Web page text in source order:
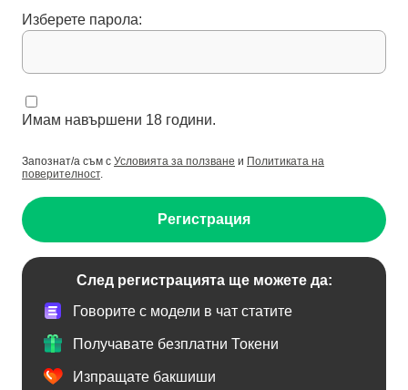
Изберете парола:
Имам навършени 18 години.
Запознат/а съм с Условията за ползване и Политиката на
поверителност.
Регистрация
След регистрацията ще можете да:
Говорите с модели в чат статите
Получавате безплатни Токени
Изпращате бакшиши